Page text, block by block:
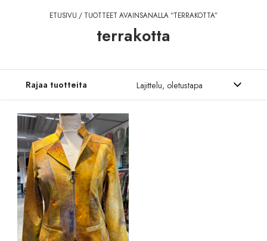
ETUSIVU / TUOTTEET AVAINSANALLA “TERRAKOTTA”
terrakotta
Siirry tuotteisiin
Rajaa tuotteita